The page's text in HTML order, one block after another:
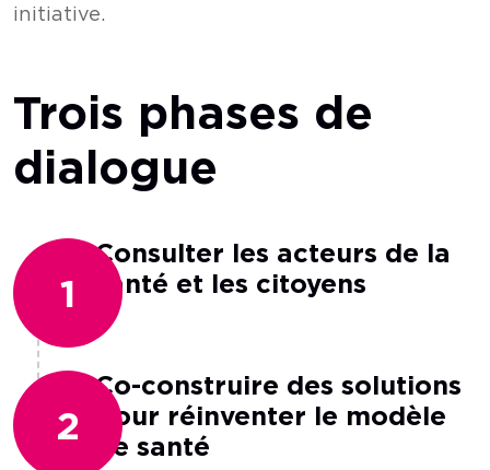
Trois phases de
dialogue
1
Consulter les acteurs de la
santé et les citoyens
2
Co-construire des solutions
pour réinventer le modèle
de santé